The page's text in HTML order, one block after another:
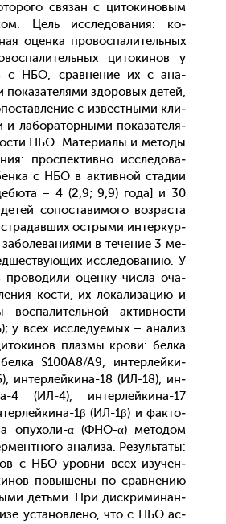
свя­зан с ци­токи­новым
Цель ис­сле­дова­ния: ко­
оцен­ка про­вос­па­литель­ных
ци­токи­нов у
с НБО, срав­не­ние их с ана­
по­каза­теля­ми здо­ровых де­тей,
с из­вес­тны­ми кли­
и ла­бора­тор­ны­ми по­каза­теля­
НБО. Ма­тери­алы и ме­тоды
прос­пектив­но ис­сле­дова­
с НБО в ак­тивной ста­дии
– 4 (2,9; 9,9) го­да] и 30
со­пос­та­вимо­го воз­раста
стра­дав­ших ос­тры­ми ин­теркур­
в те­чение 3 ме­
ис­сле­дова­нию. У
про­води­ли оцен­ку чис­ла оча­
кос­ти, их ло­кали­зацию и
вос­па­литель­ной ак­тивнос­ти
у всех ис­сле­ду­емых – ана­лиз
плаз­мы кро­ви: бел­ка
S100A8/A9, ин­терлей­ки­
ин­терлей­ки­на-18 (ИЛ-18), ин­
4 (ИЛ-4), ин­терлей­ки­на-17
1β (ИЛ-1β) и фак­то­
опу­холи-α (ФНО-α) ме­тодом
ана­лиза. Ре­зуль­та­ты:
с НБО уров­ни всех изу­чен­
по­выше­ны по срав­не­нию
деть­ми. При дис­кри­минан­
ус­та­нов­ле­но, что с НБО ас­